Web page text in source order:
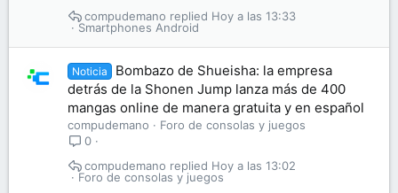
Smartphones Android
Hoy a las 13:33
compudemano
Noticia
Bombazo de Shueisha: la empresa
detrás de la Shonen Jump lanza más de 400
mangas online de manera gratuita y en español
compudemano
Foro de consolas y juegos
0
Foro de consolas y juegos
Hoy a las 13:02
compudemano